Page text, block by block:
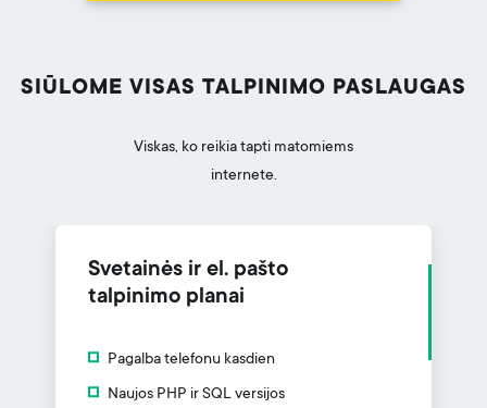
SIŪLOME VISAS TALPINIMO PASLAUGAS
Viskas, ko reikia tapti matomiems
internete.
Svetainės ir el. pašto
talpinimo planai
Pagalba telefonu kasdien
Naujos PHP ir SQL versijos